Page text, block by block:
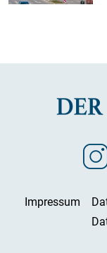
Impressum